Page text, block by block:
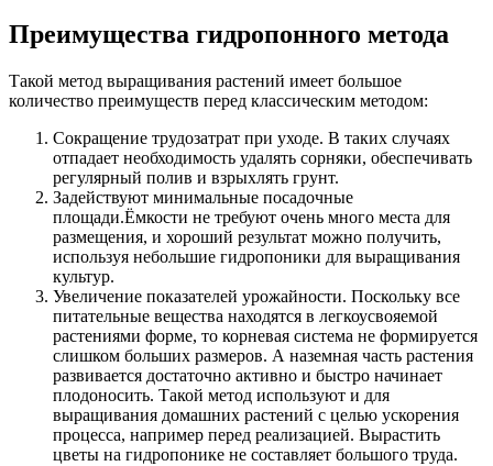
Преимущества гидропонного метода
Такой метод выращивания растений имеет большое
количество преимуществ перед классическим методом:
Сокращение трудозатрат при уходе. В таких случаях
отпадает необходимость удалять сорняки, обеспечивать
регулярный полив и взрыхлять грунт.
Задействуют минимальные посадочные
площади.Ёмкости не требуют очень много места для
размещения, и хороший результат можно получить,
используя небольшие гидропоники для выращивания
культур.
Увеличение показателей урожайности. Поскольку все
питательные вещества находятся в легкоусвояемой
растениями форме, то корневая система не формируется
слишком больших размеров. А наземная часть растения
развивается достаточно активно и быстро начинает
плодоносить. Такой метод используют и для
выращивания домашних растений с целью ускорения
процесса, например перед реализацией. Вырастить
цветы на гидропонике не составляет большого труда.